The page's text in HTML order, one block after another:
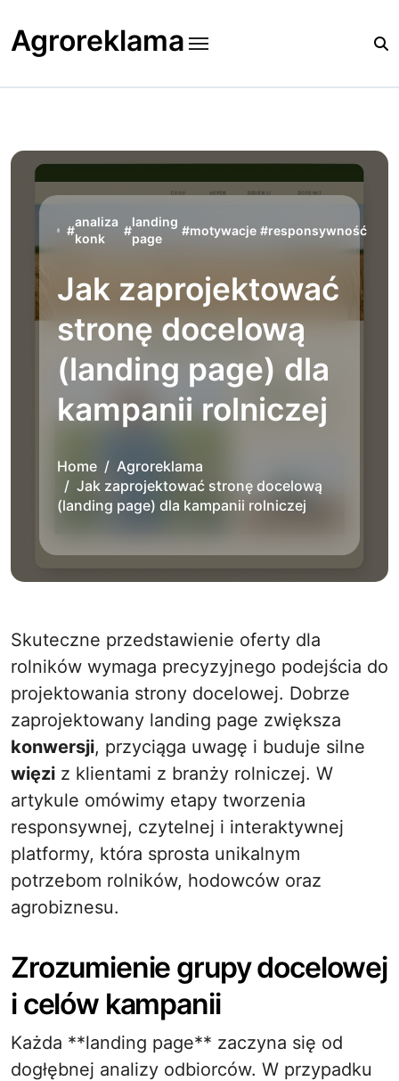
content
Agroreklama
#
analiza
konk
#
landing
page
#motywacje #responsywność
Jak zaprojektować
stronę docelową
(landing page) dla
kampanii rolniczej
Home
Agroreklama
Jak zaprojektować stronę docelową
(landing page) dla kampanii rolniczej
Skuteczne przedstawienie oferty dla
rolników wymaga precyzyjnego podejścia do
projektowania strony docelowej. Dobrze
zaprojektowany landing page zwiększa
konwersji, przyciąga uwagę i buduje silne
więzi z klientami z branży rolniczej. W
artykule omówimy etapy tworzenia
responsywnej, czytelnej i interaktywnej
platformy, która sprosta unikalnym
potrzebom rolników, hodowców oraz
agrobiznesu.
Zrozumienie grupy docelowej
i celów kampanii
Każda **landing page** zaczyna się od
dogłębnej analizy odbiorców. W przypadku